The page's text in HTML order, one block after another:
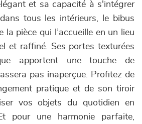
et sa capacité à s'intégrer
tous les intérieurs, le bibus
la pièce qui l’accueille en un lieu
et raffiné. Ses portes texturées
apportent une touche de
pas inaperçue. Profitez de
pratique et de son tiroir
vos objets du quotidien en
pour une harmonie parfaite,